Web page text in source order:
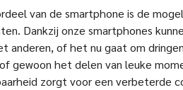
van de smartphone is de
Dankzij onze smartphones
anderen, of het nu gaat om
gewoon het delen van leuke
zorgt voor een verbeterde